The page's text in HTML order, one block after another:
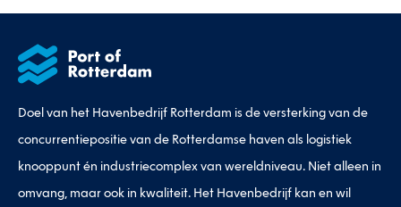
Doel van het Havenbedrijf Rotterdam is de versterking van de
concurrentiepositie van de Rotterdamse haven als logistiek
knooppunt én industriecomplex van wereldniveau. Niet alleen in
omvang, maar ook in kwaliteit. Het Havenbedrijf kan en wil